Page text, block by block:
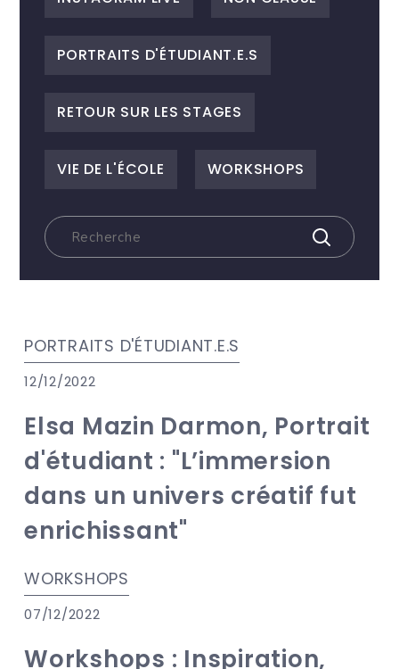
PORTRAITS D'ÉTUDIANT.E.S
RETOUR SUR LES STAGES
VIE DE L'ÉCOLE WORKSHOPS
PORTRAITS D'ÉTUDIANT.E.S
12/12/2022
Elsa Mazin Darmon, Portrait
d'étudiant : "L’immersion
dans un univers créatif fut
enrichissant"
WORKSHOPS
07/12/2022
Workshops : Inspiration,